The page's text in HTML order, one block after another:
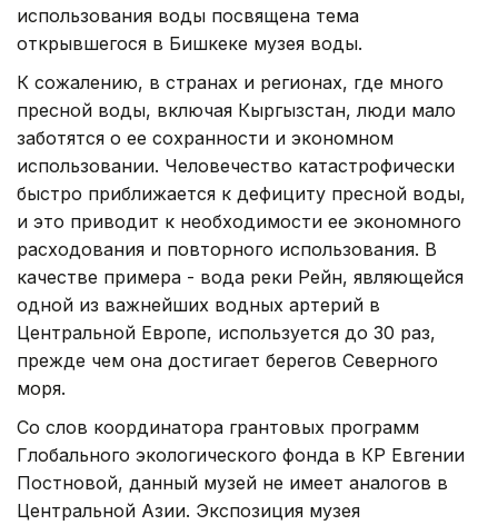
использования воды посвящена тема
открывшегося в Бишкеке музея воды.
К сожалению, в странах и регионах, где много
пресной воды, включая Кыргызстан, люди мало
заботятся о ее сохранности и экономном
использовании. Человечество катастрофически
быстро приближается к дефициту пресной воды,
и это приводит к необходимости ее экономного
расходования и повторного использования. В
качестве примера - вода реки Рейн, являющейся
одной из важнейших водных артерий в
Центральной Европе, используется до 30 раз,
прежде чем она достигает берегов Северного
моря.
Со слов координатора грантовых программ
Глобального экологического фонда в КР Евгении
Постновой, данный музей не имеет аналогов в
Центральной Азии. Экспозиция музея